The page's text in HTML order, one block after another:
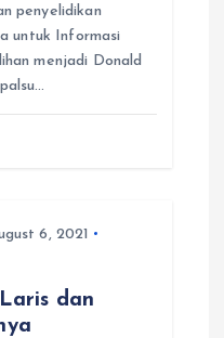
penyelidikan
untuk Informasi
menjadi Donald
6, 2021
dan